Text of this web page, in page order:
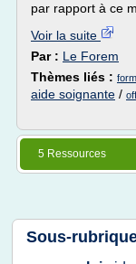
par rapport à ce
Voir la suite
Par : Le Forem
Thèmes liés :
aide soignante /
5 Ressources
Sous-